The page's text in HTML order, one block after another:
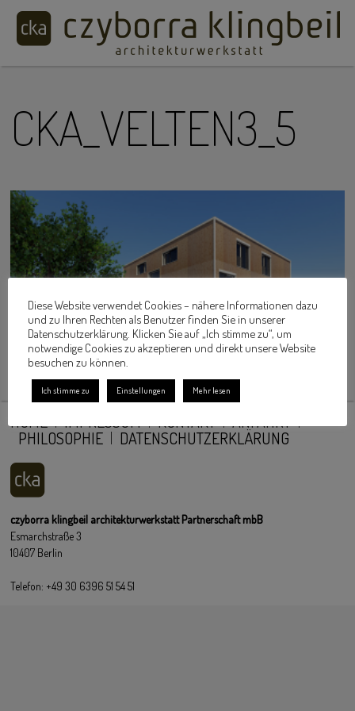
CKA_VELTEN3_5
HOME IMPRESSUM KONTAKT
ANFAHRT
PHILOSOPHIE
DATENSCHUTZERKLÄRUNG
czyborra klingbeil architekturwerkstatt Partnerschaft mbB
Esmarchstraße 3
10407 Berlin
Telefon: +49 30 6396 51 54 51
Diese Website verwendet Cookies – nähere Informationen dazu
und zu Ihren Rechten als Benutzer finden Sie in unserer
Datenschutzerklärung. Klicken Sie auf „Ich stimme zu“, um
notwendige Cookies zu akzeptieren und direkt unsere Website
besuchen zu können.
Ich stimme zu Einstellungen Mehr lesen